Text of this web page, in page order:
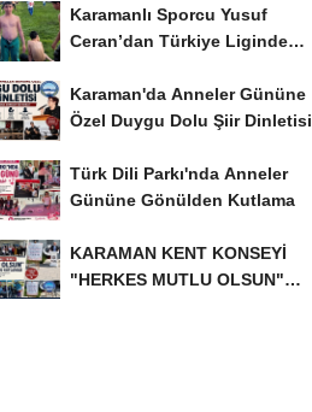
Karamanlı Sporcu Yusuf
Ceran’dan Türkiye Liginde
Karaman'da Anneler Gününe
Özel Duygu Dolu Şiir Dinletisi
Türk Dili Parkı'nda Anneler
Gününe Gönülden Kutlama
KARAMAN KENT KONSEYİ
"HERKES MUTLU OLSUN"